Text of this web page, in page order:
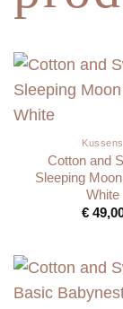
Kussens
Cotton and
Sleeping
White
€